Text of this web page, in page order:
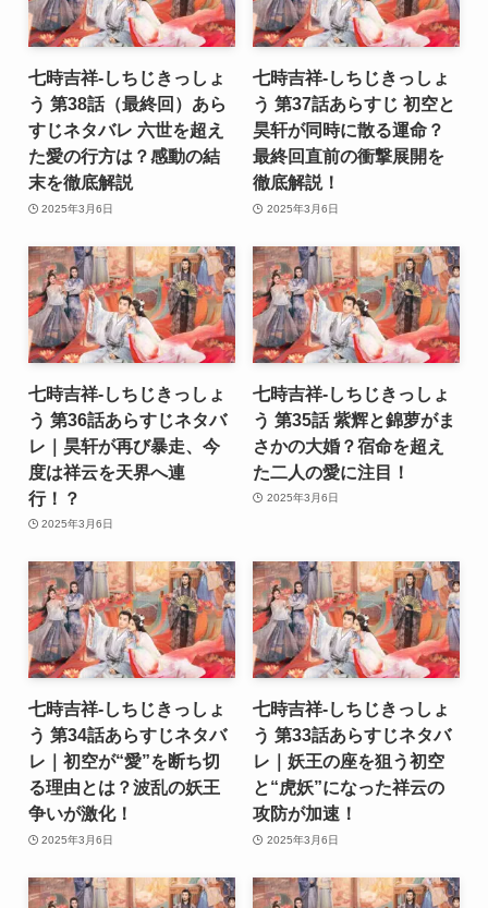
七時吉祥-しちじきっしょ
う 第38話（最終回）あら
すじネタバレ 六世を超え
た愛の行方は？感動の結
末を徹底解説
2025年3月6日
七時吉祥-しちじきっしょ
う 第37話あらすじ 初空と
昊轩が同時に散る運命？
最終回直前の衝撃展開を
徹底解説！
2025年3月6日
七時吉祥-しちじきっしょ
う 第36話あらすじネタバ
レ｜昊轩が再び暴走、今
度は祥云を天界へ連
行！？
2025年3月6日
七時吉祥-しちじきっしょ
う 第35話 紫辉と錦萝がま
さかの大婚？宿命を超え
た二人の愛に注目！
2025年3月6日
七時吉祥-しちじきっしょ
う 第34話あらすじネタバ
レ｜初空が“愛”を断ち切
る理由とは？波乱の妖王
争いが激化！
2025年3月6日
七時吉祥-しちじきっしょ
う 第33話あらすじネタバ
レ｜妖王の座を狙う初空
と“虎妖”になった祥云の
攻防が加速！
2025年3月6日